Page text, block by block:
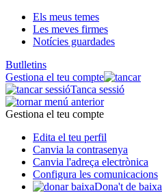
Els meus temes
Les meves firmes
Notícies guardades
Butlletins
Gestiona el teu compte
Tanca sessió
Gestiona el teu compte
Edita el teu perfil
Canvia la contrasenya
Canvia l'adreça electrònica
Configura les comunicacions
Dona't de baixa